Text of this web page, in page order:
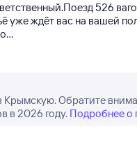
526
уже ждёт вас на вашей
Обратите
в 2026 году. Подробнее о